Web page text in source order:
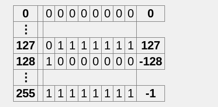
0
0 0 0 0 0 0 0 0
0
⋮
127
0 1 1 1 1 1 1 1
127
128
1 0 0 0 0 0 0 0 -128
⋮
255
1 1 1 1 1 1 1 1
-1